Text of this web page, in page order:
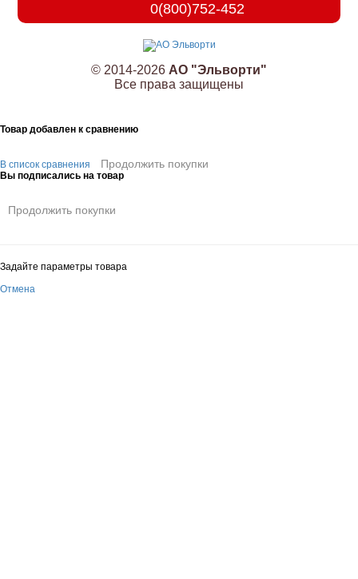
0(800)752-452
© 2014-2026 АО "Эльворти"
Все права защищены
Товар добавлен к сравнению
В список сравнения Продолжить покупки
Вы подписались на товар
Продолжить покупки
Задайте параметры товара
Отмена